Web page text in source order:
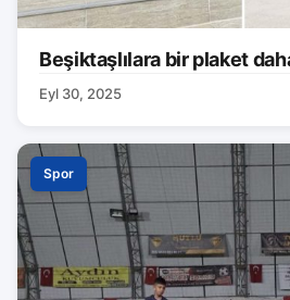
Beşiktaşlılara bir plaket
Eyl 30, 2025
Spor